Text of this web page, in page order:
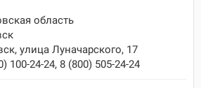
область
улица Луначарского, 17
100-24-24, 8 (800) 505-24-24